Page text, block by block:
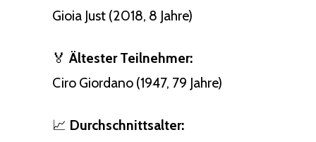
Gioia Just (2018, 8 Jahre)
🏅 Ältester Teilnehmer:
Ciro Giordano (1947, 79 Jahre)
📈 Durchschnittsalter: